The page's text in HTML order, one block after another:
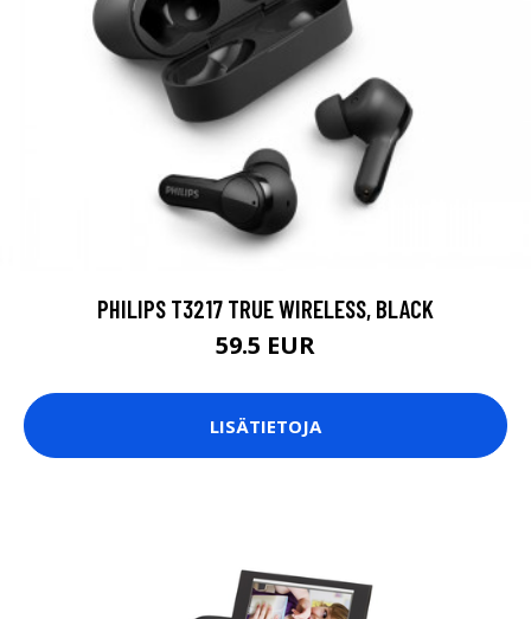
PHILIPS T3217 TRUE WIRELESS, BLACK
59.5 EUR
LISÄTIETOJA